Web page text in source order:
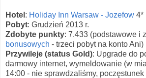
Hotel : Holiday Inn Warsaw - Jozefow 4*
Pobyt: Grudzień 2013 r.
Zdobyte punkty: 7.433 (podstawowe i z
bonusowych - trzeci pobyt na konto Ani)
Przywileje (status Gold): Upgrade do
darmowy internet, wymeldowanie (w
14:00 - nie sprawdzaliśmy, poczęstunek